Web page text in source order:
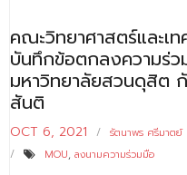
คณะวิทยาศาสตร์และเ
บันทึกข้อตกลงความร่ว
มหาวิทยาลัยสวนดุสิต
สันติ
OCT 6, 2021 รัตนาพร ศรีมาตย์
MOU, ลงนามความร่วมมือ